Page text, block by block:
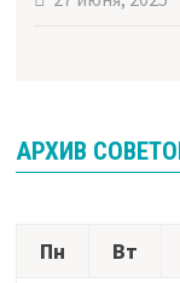
АРХИВ
Пн
Вт